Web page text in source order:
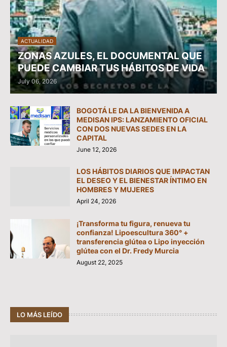
ACTUALIDAD
ZONAS AZULES, EL DOCUMENTAL QUE
PUEDE CAMBIAR TUS HÁBITOS DE VIDA
July 06, 2026
BOGOTÁ LE DA LA BIENVENIDA A
MEDISAN IPS: LANZAMIENTO OFICIAL
CON DOS NUEVAS SEDES EN LA
CAPITAL
June 12, 2026
LOS HÁBITOS DIARIOS QUE IMPACTAN
EL DESEO Y EL BIENESTAR ÍNTIMO EN
HOMBRES Y MUJERES
April 24, 2026
¡Transforma tu figura, renueva tu
confianza! Lipoescultura 360° +
transferencia glútea o Lipo inyección
glútea con el Dr. Fredy Murcia
August 22, 2025
LO MÁS LEÍDO